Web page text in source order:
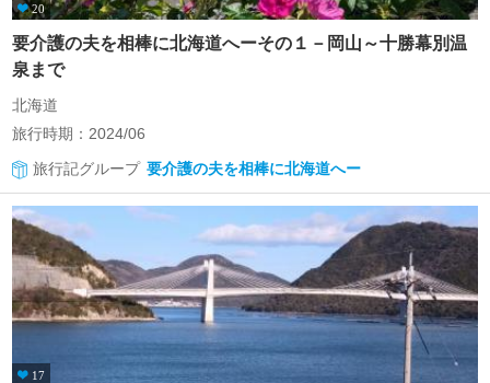
20
要介護の夫を相棒に北海道へーその１－岡山～十勝幕別温
泉まで
北海道
旅行時期：2024/06
旅行記グループ 要介護の夫を相棒に北海道へー
17